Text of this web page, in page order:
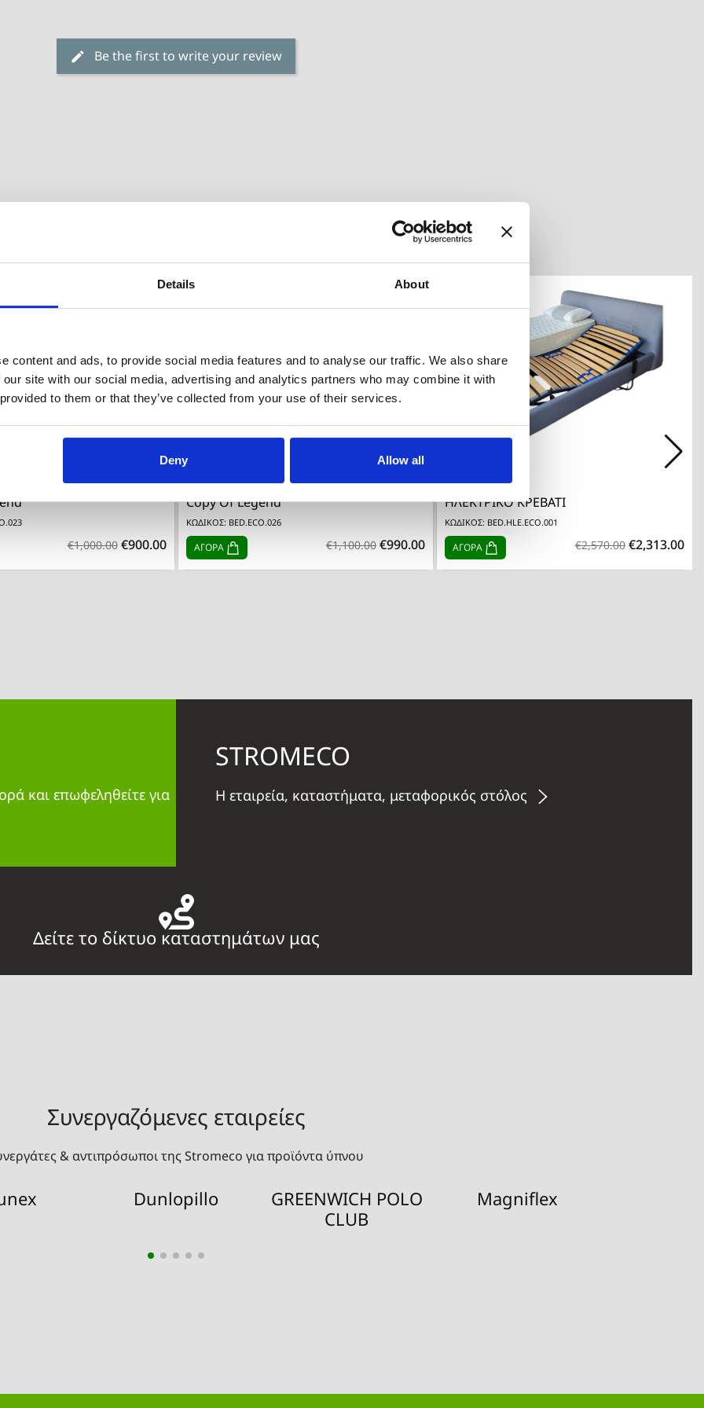
Details About
content and ads, to provide social media features and to analyse our traffic. We also share
site with our social media, advertising and analytics partners who may combine it with
to them or that they’ve collected from your use of their services.
Deny Allow all
Be the first to write your review

€1,000.00 €900.00

Copy Of Legend
ΚΩΔΙΚΟΣ: BED.ECO.026
ΑΓΟΡΑ €1,100.00 €990.00
-10%
Quick view
ΗΛΕΚΤΡΙΚΟ ΚΡΕΒΑΤΙ
ΚΩΔΙΚΟΣ: BED.HLE.ECO.001
ΑΓΟΡΑ €2,570.00 €2,313.00
και επωφεληθείτε για
STROMECO
Η εταιρεία, καταστήματα, μεταφορικός στόλος
Δείτε το δίκτυο καταστημάτων μας
Συνεργαζόμενες εταιρείες
& αντιπρόσωποι της Stromeco για προϊόντα ύπνου
Dunlopillo
GREENWICH POLO
CLUB
Magniflex